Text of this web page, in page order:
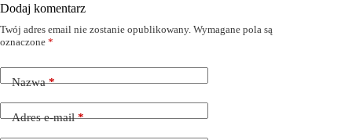
Dodaj komentarz
Twój adres email nie zostanie opublikowany. Wymagane pola są
oznaczone *
Nazwa*
Adres e-mail*